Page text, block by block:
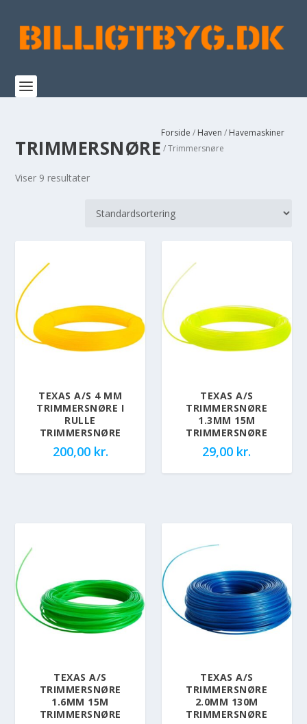
TRIMMERSNØRE
Forside / Haven / Havemaskiner
/ Trimmersnøre
Viser 9 resultater
TEXAS A/S 4 MM
TRIMMERSNØRE I
RULLE
TRIMMERSNØRE
200,00 kr.
TEXAS A/S
TRIMMERSNØRE
1.3MM 15M
TRIMMERSNØRE
29,00 kr.
TEXAS A/S
TRIMMERSNØRE
1.6MM 15M
TRIMMERSNØRE
TEXAS A/S
TRIMMERSNØRE
2.0MM 130M
TRIMMERSNØRE